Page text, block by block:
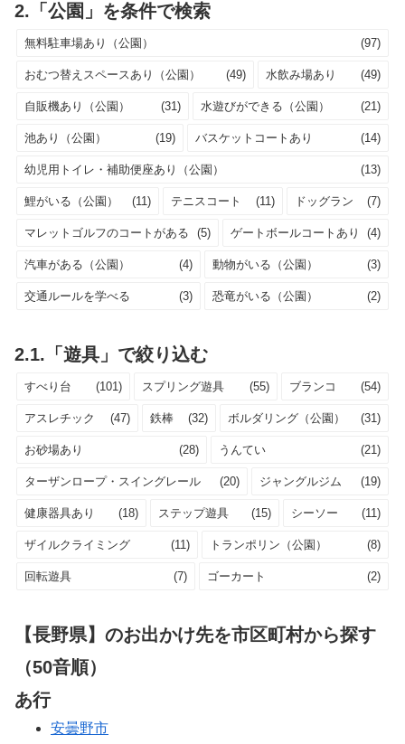
2.「公園」を条件で検索
無料駐車場あり（公園） (97)
おむつ替えスペースあり（公園） (49) 水飲み場あり (49)
自販機あり（公園） (31) 水遊びができる（公園） (21)
池あり（公園） (19) バスケットコートあり (14)
幼児用トイレ・補助便座あり（公園） (13)
鯉がいる（公園） (11) テニスコート (11) ドッグラン (7)
マレットゴルフのコートがある (5) ゲートボールコートあり (4)
汽車がある（公園） (4) 動物がいる（公園） (3)
交通ルールを学べる (3) 恐竜がいる（公園） (2)
2.1.「遊具」で絞り込む
すべり台 (101) スプリング遊具 (55) ブランコ (54)
アスレチック (47) 鉄棒 (32) ボルダリング（公園） (31)
お砂場あり (28) うんてい (21)
ターザンロープ・スイングレール (20) ジャングルジム (19)
健康器具あり (18) ステップ遊具 (15) シーソー (11)
ザイルクライミング (11) トランポリン（公園） (8)
回転遊具 (7) ゴーカート (2)
【長野県】のお出かけ先を市区町村から探す
（50音順）
あ行
安曇野市